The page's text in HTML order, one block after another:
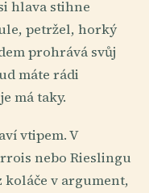
hlava stihne
petržel, horký
prohrává svůj
máte rádi
má taky.
vtipem. V
nebo Rieslingu
v argument,